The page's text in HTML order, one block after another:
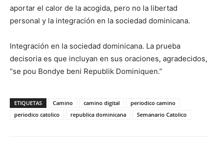
aportar el calor de la acogida, pero no la libertad
personal y la integración en la sociedad dominicana.
Integración en la socie­dad dominicana. La prueba
decisoria es que incluyan en sus oraciones, agradecidos,
“se pou Bondye beni Republik Dominiquen.”
ETIQUETAS Camino camino digital
periodico camino
periodico catolico
republica dominicana Semanario Catolico